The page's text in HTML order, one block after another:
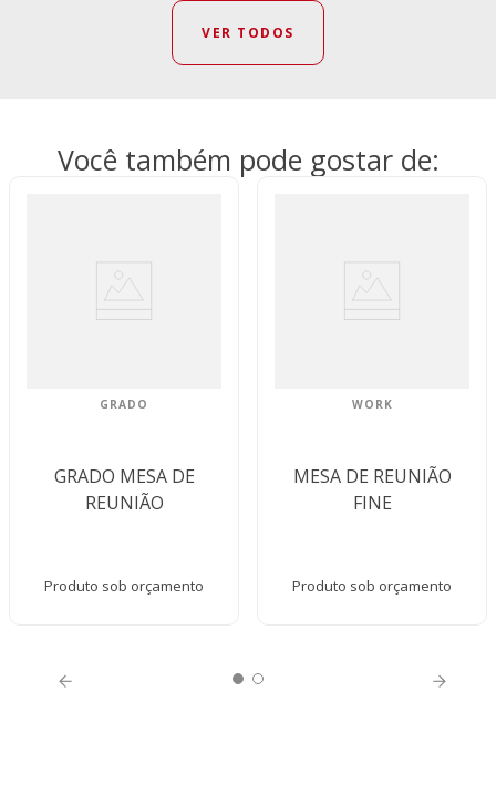
VER TODOS
Você também pode gostar de:
GRADO
GRADO MESA DE
REUNIÃO
Produto sob orçamento
WORK
MESA DE REUNIÃO
FINE
Produto sob orçamento